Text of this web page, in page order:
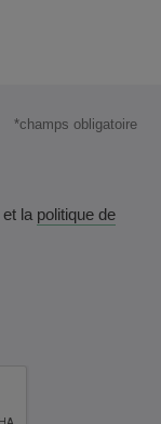
*champs obligatoire
et la politique de